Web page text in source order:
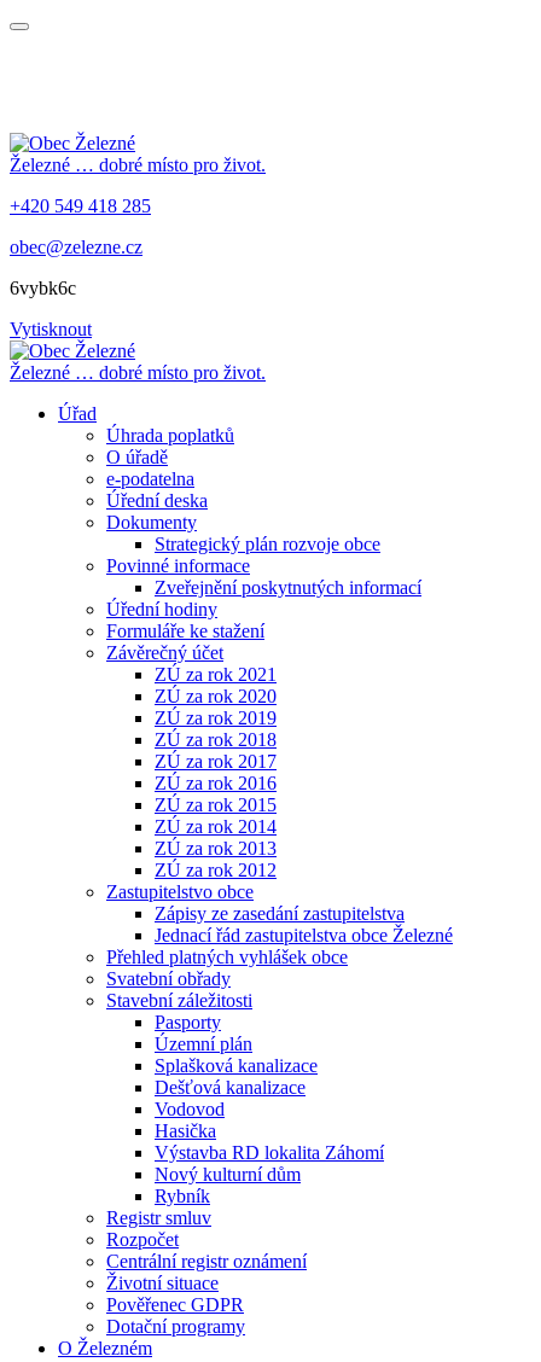
Železné … dobré místo pro život.
+420 549 418 285
obec@zelezne.cz
6vybk6c
Vytisknout
Železné … dobré místo pro život.
Úřad
Úhrada poplatků
O úřadě
e-podatelna
Úřední deska
Dokumenty
Strategický plán rozvoje obce
Povinné informace
Zveřejnění poskytnutých informací
Úřední hodiny
Formuláře ke stažení
Závěrečný účet
ZÚ za rok 2021
ZÚ za rok 2020
ZÚ za rok 2019
ZÚ za rok 2018
ZÚ za rok 2017
ZÚ za rok 2016
ZÚ za rok 2015
ZÚ za rok 2014
ZÚ za rok 2013
ZÚ za rok 2012
Zastupitelstvo obce
Zápisy ze zasedání zastupitelstva
Jednací řád zastupitelstva obce Železné
Přehled platných vyhlášek obce
Svatební obřady
Stavební záležitosti
Pasporty
Územní plán
Splašková kanalizace
Dešťová kanalizace
Vodovod
Hasička
Výstavba RD lokalita Záhomí
Nový kulturní dům
Rybník
Registr smluv
Rozpočet
Centrální registr oznámení
Životní situace
Pověřenec GDPR
Dotační programy
O Železném